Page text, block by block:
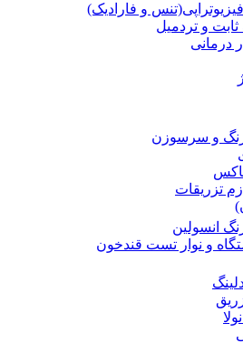
و فارادیک)
و تردمیل
درمانی
و سرسوزن
تزریقات
انسولین
و نوار تست قندخون